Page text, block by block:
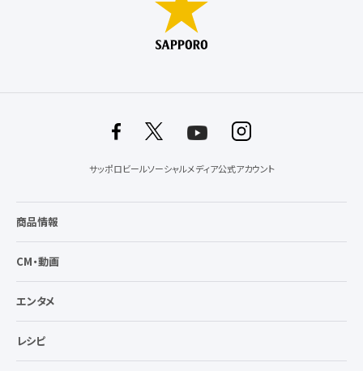
サッポロビールソーシャルメディア公式アカウント
商品情報
CM・動画
エンタメ
レシピ